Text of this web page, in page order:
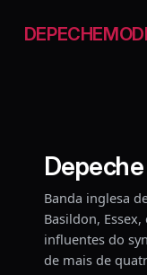
para
Banda inglesa
Basildon,
influentes do
de mais de